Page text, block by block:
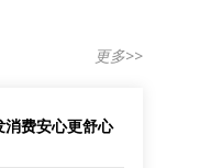
更多>>
消费安心更舒心